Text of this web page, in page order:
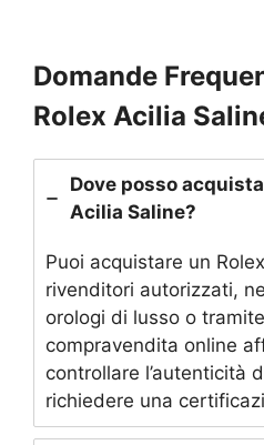
Domande
Rolex Acilia
Dove posso
Acilia Saline?
Puoi acquistare un
rivenditori autorizzati,
orologi di lusso o
compravendita online
controllare l’autenticità
richiedere una